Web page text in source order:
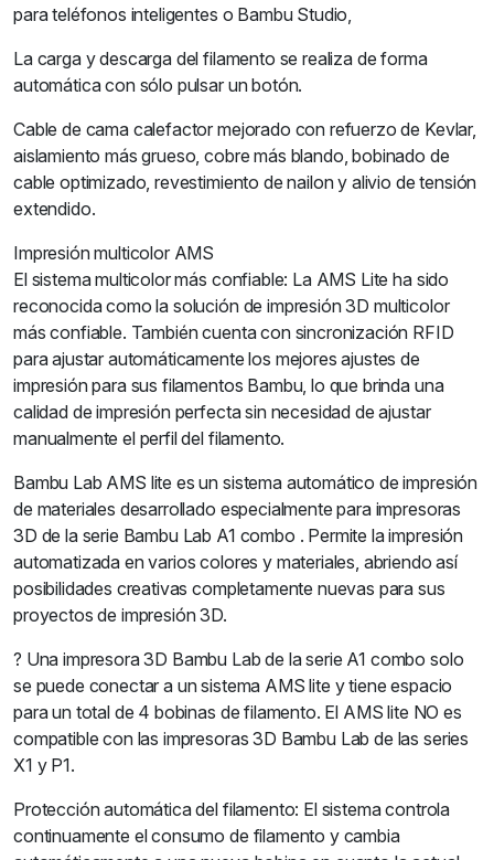
para teléfonos inteligentes o Bambu Studio,
La carga y descarga del filamento se realiza de forma
automática con sólo pulsar un botón.
Cable de cama calefactor mejorado con refuerzo de Kevlar,
aislamiento más grueso, cobre más blando, bobinado de
cable optimizado, revestimiento de nailon y alivio de tensión
extendido.
Impresión multicolor AMS
El sistema multicolor más confiable: La AMS Lite ha sido
reconocida como la solución de impresión 3D multicolor
más confiable. También cuenta con sincronización RFID
para ajustar automáticamente los mejores ajustes de
impresión para sus filamentos Bambu, lo que brinda una
calidad de impresión perfecta sin necesidad de ajustar
manualmente el perfil del filamento.
Bambu Lab AMS lite es un sistema automático de impresión
de materiales desarrollado especialmente para impresoras
3D de la serie Bambu Lab A1 combo . Permite la impresión
automatizada en varios colores y materiales, abriendo así
posibilidades creativas completamente nuevas para sus
proyectos de impresión 3D.
? Una impresora 3D Bambu Lab de la serie A1 combo solo
se puede conectar a un sistema AMS lite y tiene espacio
para un total de 4 bobinas de filamento. El AMS lite NO es
compatible con las impresoras 3D Bambu Lab de las series
X1 y P1.
Protección automática del filamento: El sistema controla
continuamente el consumo de filamento y cambia